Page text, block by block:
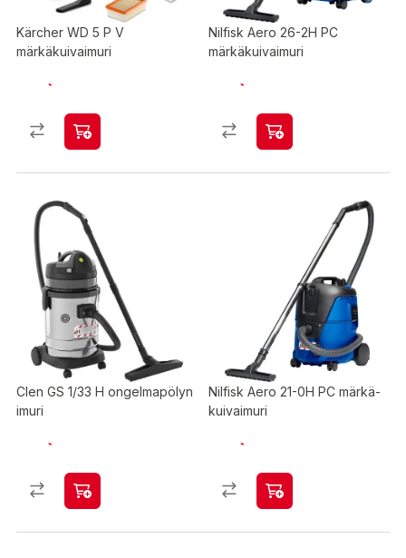
Kärcher WD 5 P V
märkäkuivaimuri
Nilfisk Aero 26-2H PC
märkäkuivaimuri
Clen GS 1/33 H ongelmapölyn
imuri
Nilfisk Aero 21-0H PC märkä-
kuivaimuri